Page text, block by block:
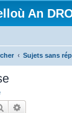
An
Sujets sans
Rechercher